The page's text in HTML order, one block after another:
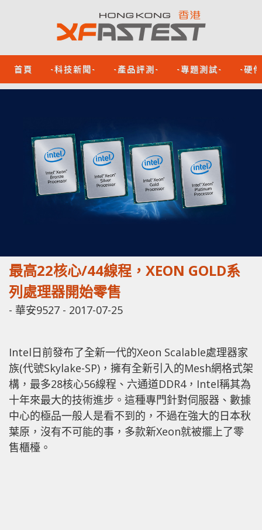
首頁 -科技新聞- -產品評測- -專題測試- -硬
最高22核心/44線程，XEON GOLD系
列處理器開始零售
- 華安9527 - 2017-07-25
Intel日前發布了全新一代的Xeon Scalable處理器家
族(代號Skylake-SP)，擁有全新引入的Mesh網格式架
構，最多28核心56線程、六通道DDR4，Intel稱其為
十年來最大的技術進步。這種專門針對伺服器、數據
中心的極品一般人是看不到的，不過在強大的日本秋
葉原，沒有不可能的事，多款新Xeon就被擺上了零
售櫃檯。